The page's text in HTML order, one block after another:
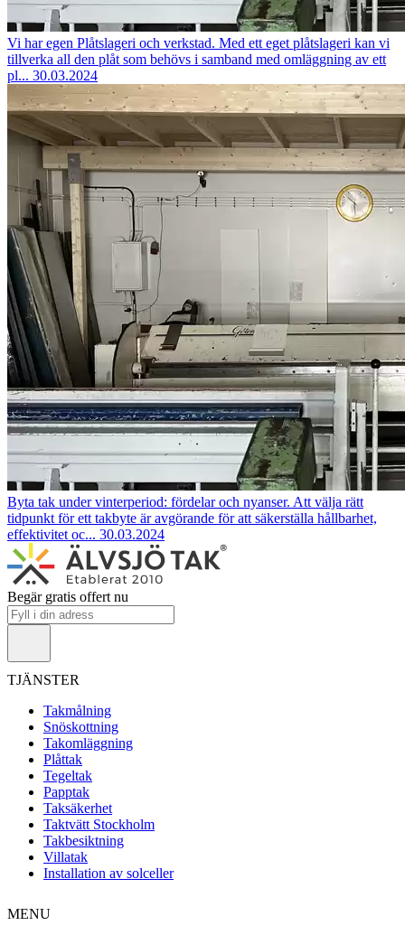
Vi har egen Plåtslageri och verkstad. Med ett eget plåtslageri kan vi
tillverka all den plåt som behövs i samband med omläggning av ett
pl... 30.03.2024
Byta tak under vinterperiod: fördelar och nyanser. Att välja rätt
tidpunkt för ett takbyte är avgörande för att säkerställa hållbarhet,
effektivitet oc... 30.03.2024
Begär gratis offert nu
TJÄNSTER
Takmålning
Snöskottning
Takomläggning
Plåttak
Tegeltak
Papptak
Taksäkerhet
Taktvätt Stockholm
Takbesiktning
Villatak
Installation av solceller
MENU